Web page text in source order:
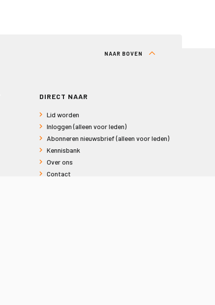
NAAR BOVEN
DIRECT NAAR
Lid worden
Inloggen (alleen voor leden)
Abonneren nieuwsbrief (alleen voor leden)
Kennisbank
Over ons
Contact